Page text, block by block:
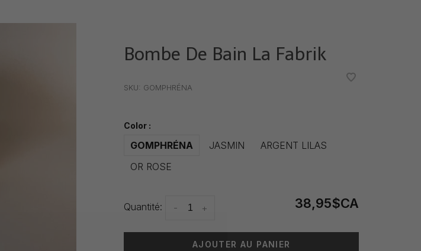
Bombe De Bain La Fabrik
SKU: GOMPHRÉNA
Color :
GOMPHRÉNA JASMIN
ARGENT LILAS
OR ROSE
Quantité: +
- 38,95$CA
AJOUTER AU PANIER